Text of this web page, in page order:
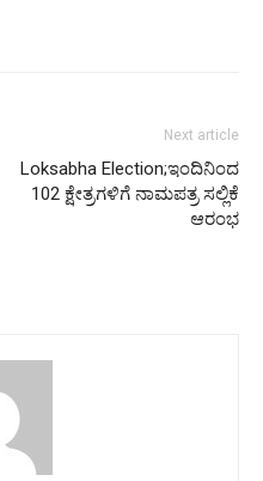
Next article
Loksabha Election;ಇಂದಿನಿಂದ
102 ಕ್ಷೇತ್ರಗಳಿಗೆ ನಾಮಪತ್ರ ಸಲ್ಲಿಕೆ
ಆರಂಭ